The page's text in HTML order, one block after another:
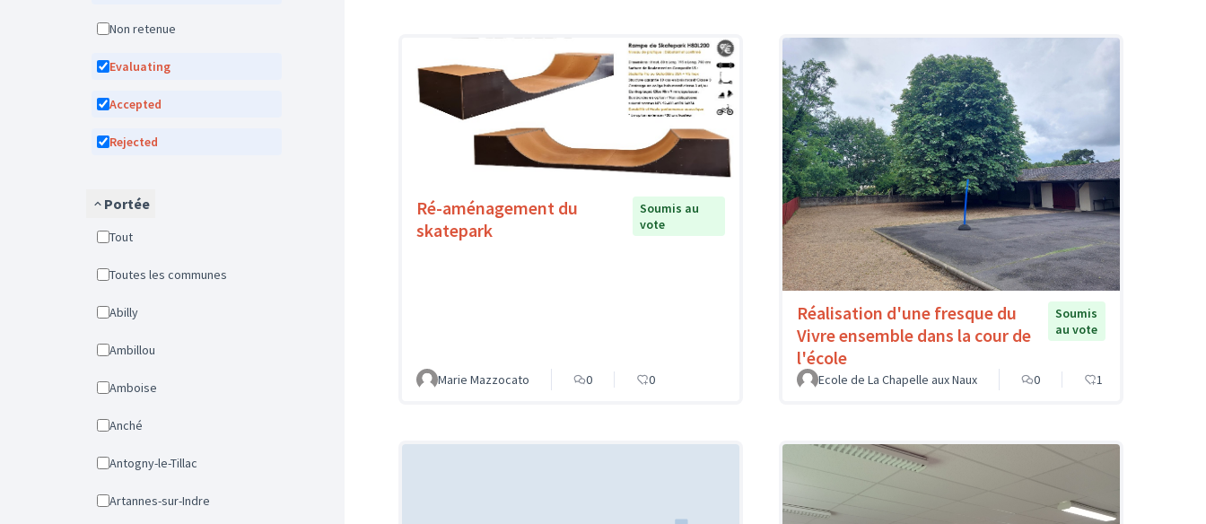
Non retenue
Evaluating
Accepted
Rejected
Portée
Tout
Toutes les communes
Abilly
Ambillou
Amboise
Anché
Antogny-le-Tillac
Artannes-sur-Indre
Ré-aménagement du
skatepark
Soumis au
vote
Marie Mazzocato 0 0
Réalisation d'une fresque du
Vivre ensemble dans la cour de
l'école
Soumis
au vote
Ecole de La Chapelle aux Naux 0 1